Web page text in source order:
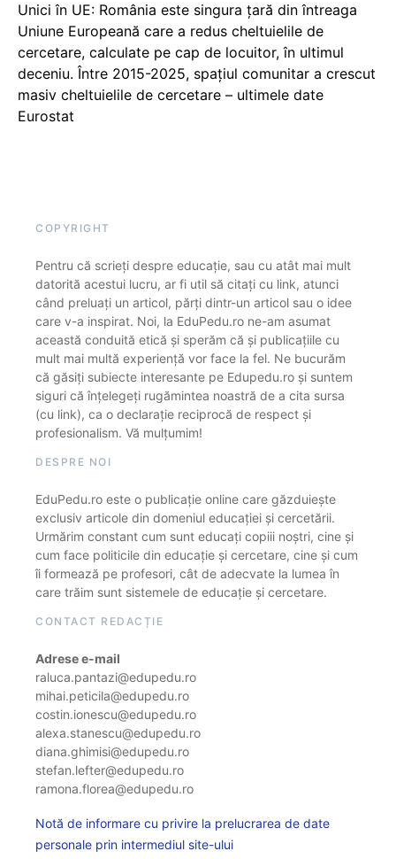
Unici în UE: România este singura țară din întreaga
Uniune Europeană care a redus cheltuielile de
cercetare, calculate pe cap de locuitor, în ultimul
deceniu. Între 2015-2025, spațiul comunitar a crescut
masiv cheltuielile de cercetare – ultimele date
Eurostat
COPYRIGHT
Pentru că scrieți despre educație, sau cu atât mai mult
datorită acestui lucru, ar fi util să citați cu link, atunci
când preluați un articol, părți dintr-un articol sau o idee
care v-a inspirat. Noi, la EduPedu.ro ne-am asumat
această conduită etică și sperăm că și publicațiile cu
mult mai multă experiență vor face la fel. Ne bucurăm
că găsiți subiecte interesante pe Edupedu.ro și suntem
siguri că înțelegeți rugămintea noastră de a cita sursa
(cu link), ca o declarație reciprocă de respect și
profesionalism. Vă mulțumim!
DESPRE NOI
EduPedu.ro este o publicație online care găzduiește
exclusiv articole din domeniul educației și cercetării.
Urmărim constant cum sunt educați copiii noștri, cine și
cum face politicile din educație și cercetare, cine și cum
îi formează pe profesori, cât de adecvate la lumea în
care trăim sunt sistemele de educație și cercetare.
CONTACT REDACȚIE
Adrese e-mail
raluca.pantazi@edupedu.ro
mihai.peticila@edupedu.ro
costin.ionescu@edupedu.ro
alexa.stanescu@edupedu.ro
diana.ghimisi@edupedu.ro
stefan.lefter@edupedu.ro
ramona.florea@edupedu.ro
Notă de informare cu privire la prelucrarea de date
personale prin intermediul site-ului